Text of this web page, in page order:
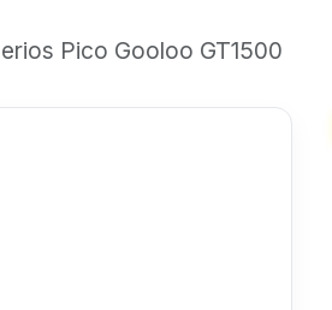
Pico Gooloo GT1500